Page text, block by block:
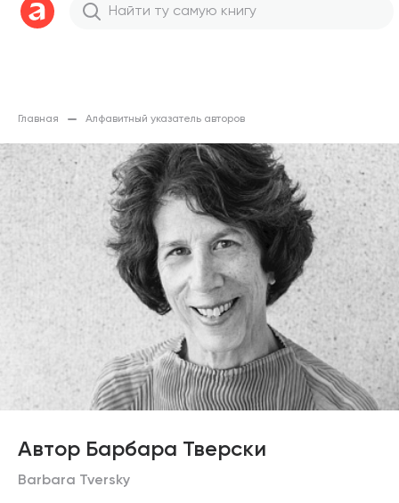
Главная Алфавитный указатель авторов
Автор Барбара Тверски
Barbara Tversky